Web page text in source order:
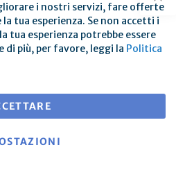
per ordini superiori a € 25
i nostri servizi, fare offerte
tua esperienza. Se non accetti i
tua esperienza potrebbe essere
di più, per favore, leggi la Politica